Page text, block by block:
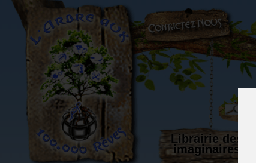
L'Arbre aux 100.000 Rêves
Librairie des
imaginaires